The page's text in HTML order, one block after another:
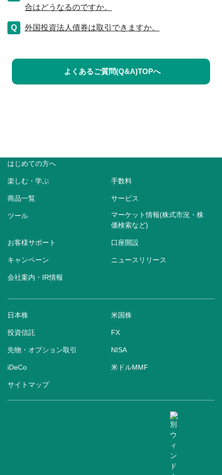
合はどうなるのですか。
外国投資法人債券は取引できますか。
よくあるご質問(Q&A)TOPへ
はじめての方へ
楽しむ・学ぶ 手数料
商品一覧 サービス
ツール
マーケット情報(株式市況・株
価検索など)
お客様サポート 口座開設
キャンペーン ニュースリリース
会社案内・IR情報
日本株 米国株
投資信託 FX
先物・オプション取引 NISA
iDeCo 米ドルMMF
サイトマップ